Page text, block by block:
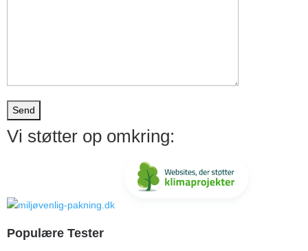
Vi støtter op omkring:
Populære Tester